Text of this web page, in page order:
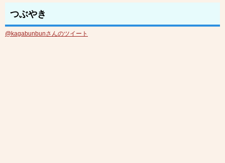
つぶやき
@kagabunbunさんのツイート